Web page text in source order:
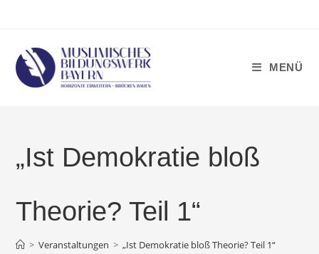
MENÜ
„Ist Demokratie bloß
Theorie? Teil 1“
> Veranstaltungen > „Ist Demokratie bloß Theorie? Teil 1“